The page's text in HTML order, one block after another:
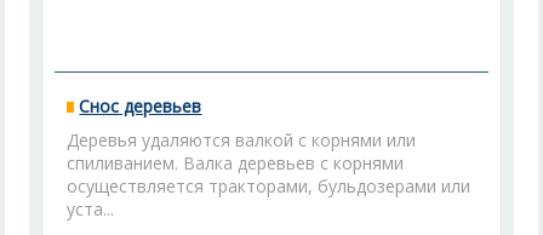
Снос деревьев
Деревья удаляются валкой с корнями или
спиливанием. Валка деревьев с корнями
осуществляется тракторами, бульдозерами или
уста...